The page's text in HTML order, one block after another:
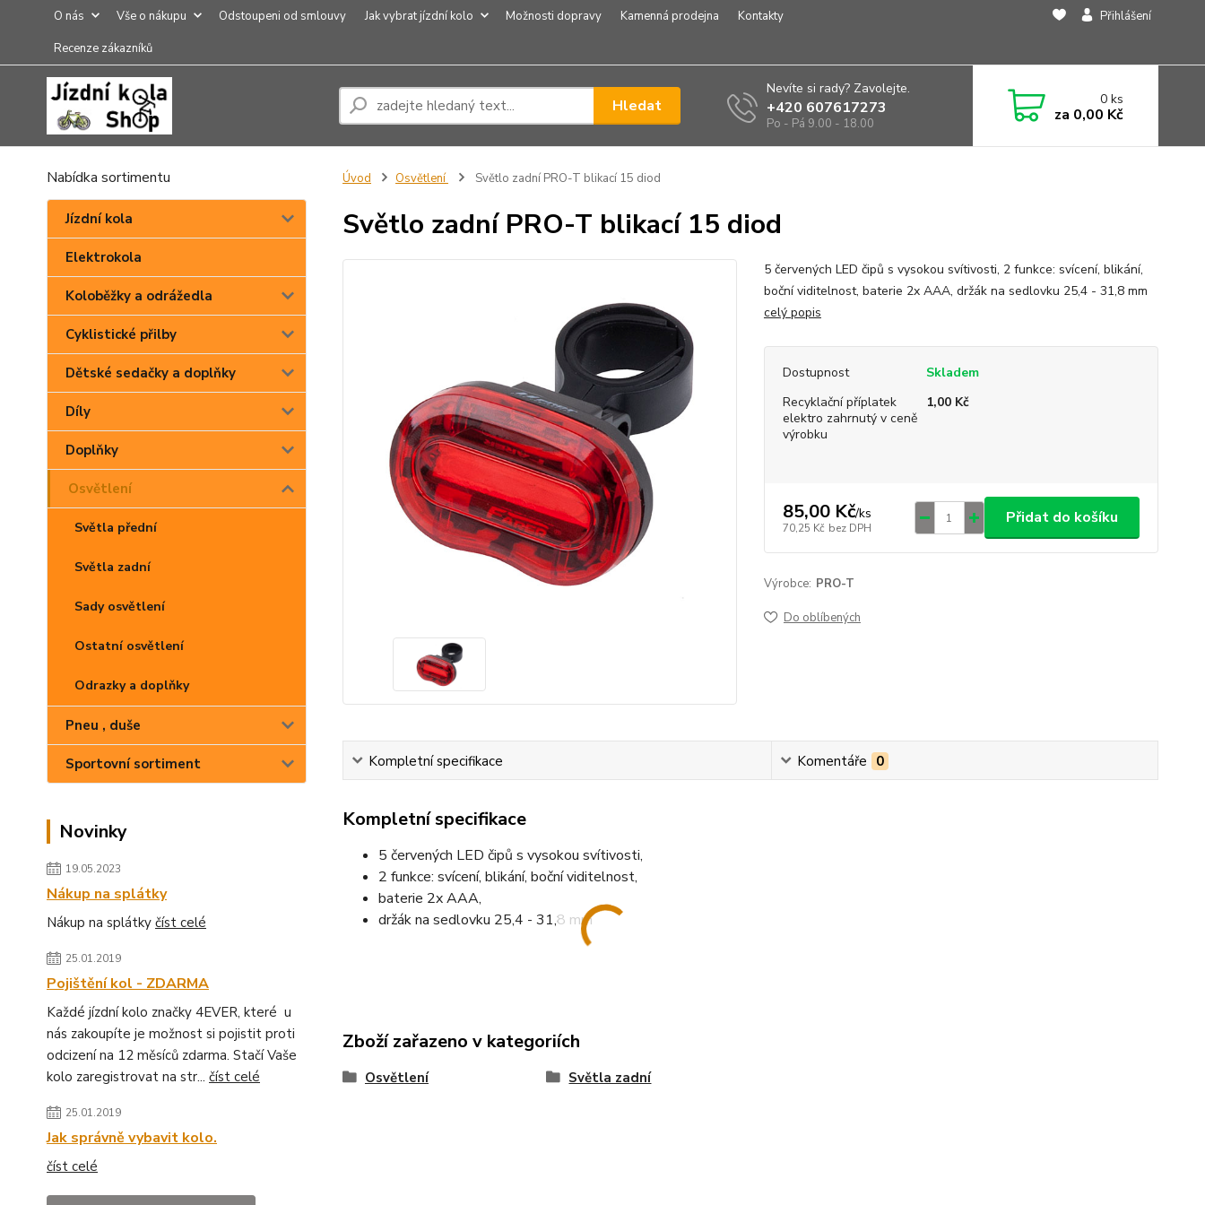
O nás Vše o nákupu Odstoupeni od smlouvy Jak vybrat jízdní kolo Možnosti dopravy Kamenná prodejna
Kontakty
Recenze zákazníků
Přihlášení
Hledat
Nevíte si rady? Zavolejte.
+420 607617273
Po - Pá 9.00 - 18.00
0ks
za 0,00 Kč
Nabídka sortimentu
Jízdní kola
Elektrokola
Koloběžky a odrážedla
Cyklistické přilby
Dětské sedačky a doplňky
Díly
Doplňky
Osvětlení
Světla přední
Světla zadní
Sady osvětlení
Ostatní osvětlení
Odrazky a doplňky
Pneu , duše
Sportovní sortiment
Novinky
19.05.2023
Nákup na splátky
Nákup na splátky číst celé
25.01.2019
Pojištění kol - ZDARMA
Každé jízdní kolo značky 4EVER, které u
nás zakoupíte je možnost si pojistit proti
odcizení na 12 měsíců zdarma. Stačí Vaše
kolo zaregistrovat na str... číst celé
25.01.2019
Jak správně vybavit kolo.
číst celé
Úvod Osvětlení Světlo zadní PRO-T blikací 15 diod
Světlo zadní PRO-T blikací 15 diod
5 červených LED čipů s vysokou svítivosti, 2 funkce: svícení, blikání,
boční viditelnost, baterie 2x AAA, držák na sedlovku 25,4 - 31,8 mm
celý popis
Dostupnost
Skladem
Recyklační příplatek
elektro zahrnutý v ceně
výrobku
1,00 Kč
85,00 Kč/ks
70,25 Kč bez DPH
Přidat do košíku
Výrobce: PRO-T
Do oblíbených
Kompletní specifikace Komentáře 0
Kompletní specifikace
5 červených LED čipů s vysokou svítivosti,
2 funkce: svícení, blikání, boční viditelnost,
baterie 2x AAA,
držák na sedlovku 25,4 - 31,8 mm
Zboží zařazeno v kategoriích
Osvětlení Světla zadní